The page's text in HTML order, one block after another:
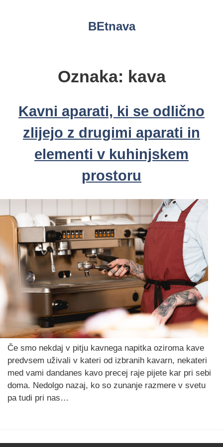
BEtnava
Oznaka: kava
Kavni aparati, ki se odlično
zlijejo z drugimi aparati in
elementi v kuhinjskem
prostoru
Če smo nekdaj v pitju kavnega napitka oziroma kave
predvsem uživali v kateri od izbranih kavarn, nekateri
med vami dandanes kavo precej raje pijete kar pri sebi
doma. Nedolgo nazaj, ko so zunanje razmere v svetu
pa tudi pri nas…